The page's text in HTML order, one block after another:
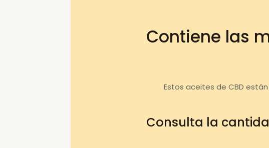
Contiene las
Estos aceites de CBD
Consulta la